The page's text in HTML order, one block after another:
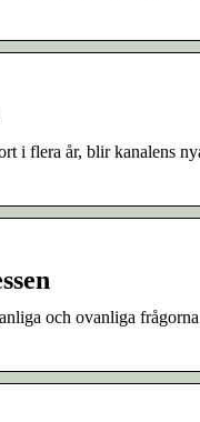
i flera år, blir kanalens
och ovanliga